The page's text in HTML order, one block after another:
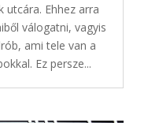
utcára. Ehhez arra
válogatni, vagyis
ami tele van a
Ez persze...